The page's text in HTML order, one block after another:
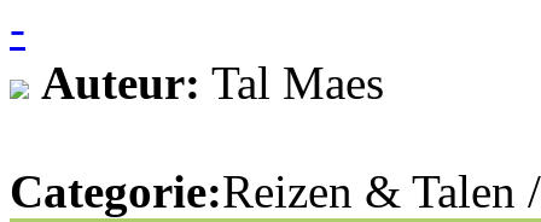
-
Auteur: Tal Maes
Categorie:Reizen & Talen